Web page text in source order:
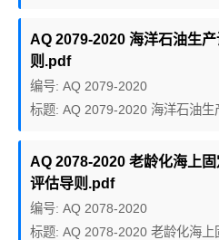
AQ 2079-2020 海洋石油生
则.pdf
编号: AQ 2079-2020
标题: AQ 2079-2020 海洋石油生
AQ 2078-2020 老龄化海上
评估导则.pdf
编号: AQ 2078-2020
标题: AQ 2078-2020 老龄化海